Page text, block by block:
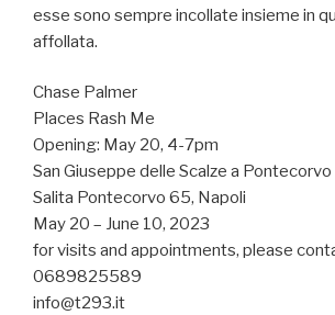
esse sono sempre incollate insieme in
affollata.
Chase Palmer
Places Rash Me
Opening: May 20, 4-7pm
San Giuseppe delle Scalze a Pontecorvo
Salita Pontecorvo 65, Napoli
May 20 – June 10, 2023
for visits and appointments, please
0689825589
info@t293.it